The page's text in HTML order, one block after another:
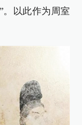
。以此作为周室